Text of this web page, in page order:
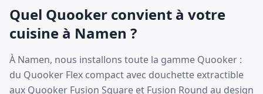
Quel Quooker convient à votre
cuisine à Namen ?
À Namen, nous installons toute la gamme Quooker :
du Quooker Flex compact avec douchette extractible
aux Quooker Fusion Square et Fusion Round au design